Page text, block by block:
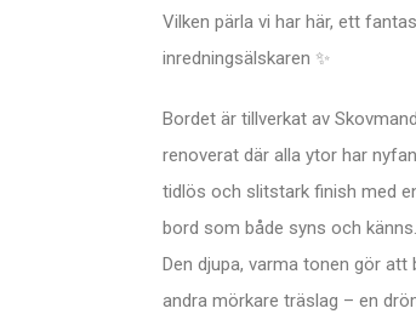
Vilken pärla vi har här, ett
inredningsälskaren ✨
Bordet är tillverkat av
renoverat där alla ytor har
tidlös och slitstark finish med
bord som både syns och känns.
Den djupa, varma tonen gör
andra mörkare träslag – en